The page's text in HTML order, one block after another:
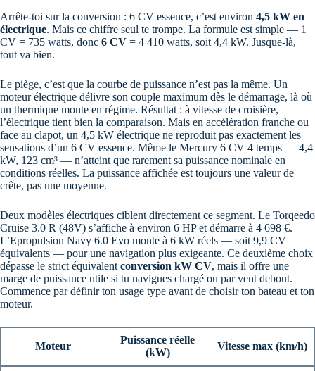
Arrête-toi sur la conversion : 6 CV essence, c’est environ 4,5 kW en
électrique. Mais ce chiffre seul te trompe. La formule est simple — 1
CV = 735 watts, donc 6 CV = 4 410 watts, soit 4,4 kW. Jusque-là,
tout va bien.
Le piège, c’est que la courbe de puissance n’est pas la même. Un
moteur électrique délivre son couple maximum dès le démarrage, là où
un thermique monte en régime. Résultat : à vitesse de croisière,
l’électrique tient bien la comparaison. Mais en accélération franche ou
face au clapot, un 4,5 kW électrique ne reproduit pas exactement les
sensations d’un 6 CV essence. Même le Mercury 6 CV 4 temps — 4,4
kW, 123 cm³ — n’atteint que rarement sa puissance nominale en
conditions réelles. La puissance affichée est toujours une valeur de
crête, pas une moyenne.
Deux modèles électriques ciblent directement ce segment. Le Torqeedo
Cruise 3.0 R (48V) s’affiche à environ 6 HP et démarre à 4 698 €.
L’Epropulsion Navy 6.0 Evo monte à 6 kW réels — soit 9,9 CV
équivalents — pour une navigation plus exigeante. Ce deuxième choix
dépasse le strict équivalent conversion kW CV, mais il offre une
marge de puissance utile si tu navigues chargé ou par vent debout.
Commence par définir ton usage type avant de choisir ton bateau et ton
moteur.
Moteur
Puissance réelle
(kW)
Vitesse max (km/h)